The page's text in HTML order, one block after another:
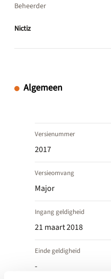
Beheerder
Nictiz
Algemeen
Versienummer
2017
Versieomvang
Major
Ingang geldigheid
21 maart 2018
Einde geldigheid
-